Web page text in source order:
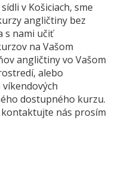
v Košiciach, sme
angličtiny bez
s nami učiť
na Vašom
angličtiny vo Vašom
alebo
dostupného kurzu.
kontaktujte nás prosím